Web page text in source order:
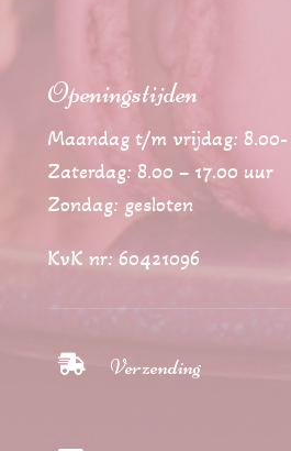
Openingstijden
Maandag t/m vrijdag: 8.00-
Zaterdag: 8.00 – 17.00 uur
Zondag: gesloten
KvK nr: 60421096
 Verzending